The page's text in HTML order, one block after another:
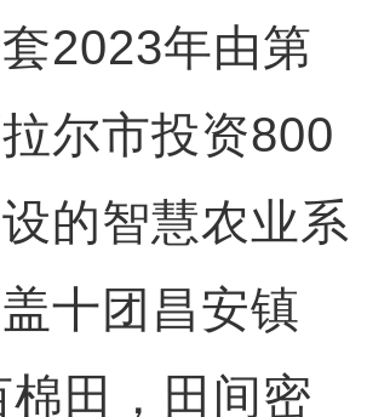
年由第
尔市投资800
的智慧农业系
十团昌安镇
棉田，田间密